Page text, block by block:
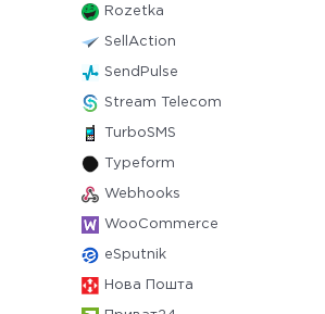
Rozetka
SellAction
SendPulse
Stream Telecom
TurboSMS
Typeform
Webhooks
WooCommerce
eSputnik
Нова Пошта